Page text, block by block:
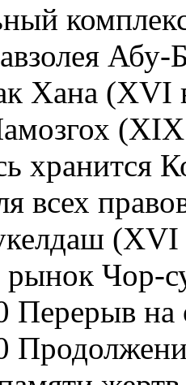
Хана
хранится
всех
(XVI
рынок Чор-
Перерыв на